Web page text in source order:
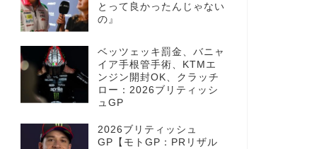
とって良かったんじゃない
の』
ベッツェッキ罰金、バニャ
イア手根管手術、KTMエ
ンジン開封OK、クラッチ
ロー：2026ブリティッシ
ュGP
2026ブリティッシュ
GP【モトGP：PRリザル